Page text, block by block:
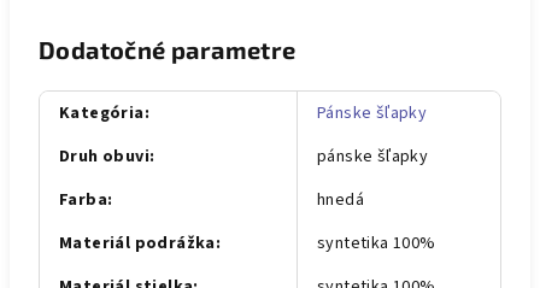
Dodatočné parametre
Kategória:
Pánske šľapky
Druh obuvi:
pánske šľapky
Farba:
hnedá
Materiál podrážka:
syntetika 100%